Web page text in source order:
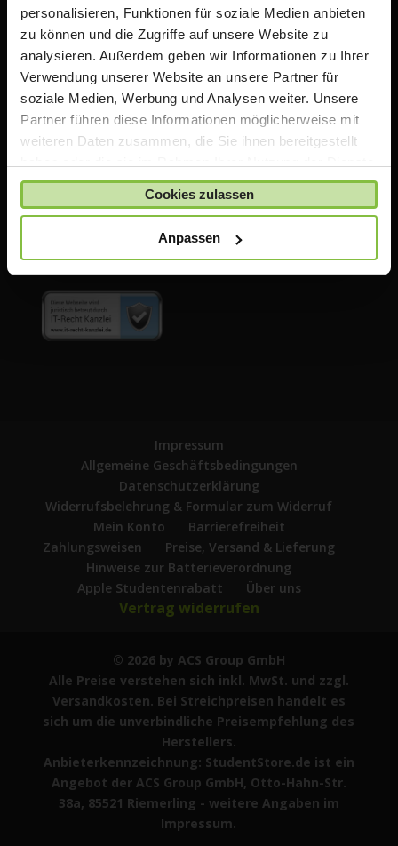
personalisieren, Funktionen für soziale Medien anbieten
zu können und die Zugriffe auf unsere Website zu
analysieren. Außerdem geben wir Informationen zu Ihrer
Verwendung unserer Website an unsere Partner für
soziale Medien, Werbung und Analysen weiter. Unsere
Partner führen diese Informationen möglicherweise mit
weiteren Daten zusammen, die Sie ihnen bereitgestellt
gesammelt haben.
Cookies zulassen
Anpassen
Über uns
Die ACS Group ist autorisierter Apple Premium
Education Partner. Wir bieten für Schulen, Lehrer,
Eltern & Schüler mit diesem Portal ein Online
Bestellsystem für iPads und Zubehör. Zusätzlich bieten
wir Support über unsere hauseigene Werkstatt als
autorisierter Apple Service Provider.
Impressum
Allgemeine Geschäftsbedingungen
Datenschutzerklärung
Widerrufsbelehrung & Formular zum Widerruf
Mein Konto
Barrierefreiheit
Zahlungsweisen
Preise, Versand & Lieferung
Hinweise zur Batterieverordnung
Apple Studentenrabatt
Über uns
Vertrag widerrufen
© 2026 by ACS Group GmbH
Alle Preise verstehen sich inkl. MwSt. und zzgl.
Versandkosten. Bei Streichpreisen handelt es
sich um die unverbindliche Preisempfehlung des
Herstellers.
Anbieterkennzeichnung: StudentStore.de ist ein
Angebot der ACS Group GmbH, Otto-Hahn-Str.
38a, 85521 Riemerling - weitere Angaben im
Impressum.